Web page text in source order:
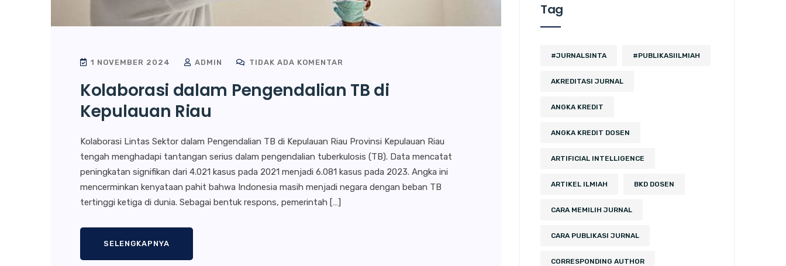
1 NOVEMBER 2024 ADMIN TIDAK ADA KOMENTAR
Kolaborasi dalam Pengendalian TB di
Kepulauan Riau
Kolaborasi Lintas Sektor dalam Pengendalian TB di Kepulauan Riau Provinsi Kepulauan Riau
tengah menghadapi tantangan serius dalam pengendalian tuberkulosis (TB). Data mencatat
peningkatan signifikan dari 4.021 kasus pada 2021 menjadi 6.081 kasus pada 2023. Angka ini
mencerminkan kenyataan pahit bahwa Indonesia masih menjadi negara dengan beban TB
tertinggi ketiga di dunia. Sebagai bentuk respons, pemerintah […]
SELENGKAPNYA
Tag
#JURNALSINTA #PUBLIKASIILMIAH
AKREDITASI JURNAL
ANGKA KREDIT
ANGKA KREDIT DOSEN
ARTIFICIAL INTELLIGENCE
ARTIKEL ILMIAH BKD DOSEN
CARA MEMILIH JURNAL
CARA PUBLIKASI JURNAL
CORRESPONDING AUTHOR